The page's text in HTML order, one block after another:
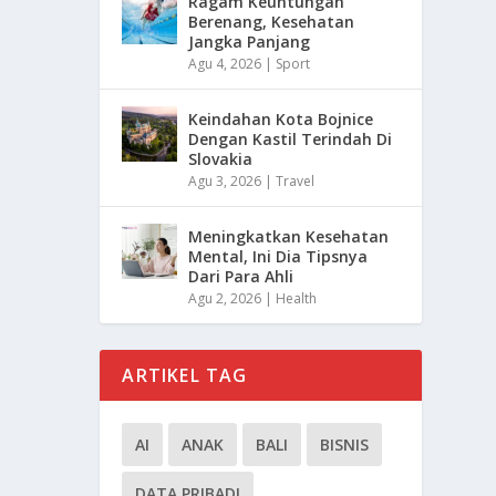
Berenang, Kesehatan
Jangka Panjang
Agu 4, 2026 | Sport
Keindahan Kota Bojnice
Dengan Kastil Terindah Di
Slovakia
Agu 3, 2026 |Travel
Meningkatkan Kesehatan
Mental, Ini Dia Tipsnya
Dari Para Ahli
Agu 2, 2026 | Health
ARTIKEL TAG
AI ANAK BALI BISNIS